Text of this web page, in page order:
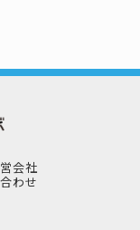
会社
わせ